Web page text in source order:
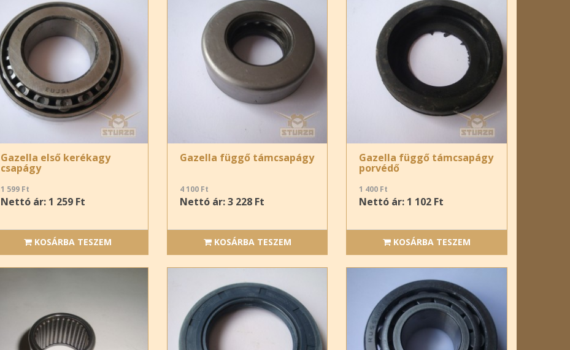
Gazella első kerékagy
csapágy
1 599 Ft
Nettó ár: 1 259 Ft
KOSÁRBA TESZEM
Gazella függő támcsapágy
4 100 Ft
Nettó ár: 3 228 Ft
KOSÁRBA TESZEM
Gazella függő támcsapágy
porvédő
1 400 Ft
Nettó ár: 1 102 Ft
KOSÁRBA TESZEM